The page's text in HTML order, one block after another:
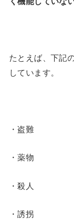
たとえば、下記
しています。
・盗難
・薬物
・殺人
・誘拐